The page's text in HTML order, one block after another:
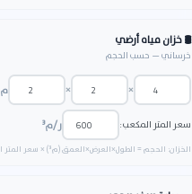
🛢️ خزان مياه أرضي
خرساني — حسب الحجم
×
×
سعر المتر المكعب: ر/م³
الخزان: الحجم = الطول×العرض×العمق (م³) × سعر المتر المكعب للخرسانة الأرضية المعزولة.